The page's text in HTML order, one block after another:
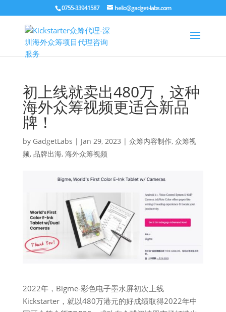
0755-33941587 hello@gadget-labs.com
初上线就卖出480万，这种
海外众筹视频更适合新品
牌！
by GadgetLabs | Jan 29, 2023 | 众筹内容制作, 众筹视
频, 品牌出海, 海外众筹视频
2022年，Bigme-彩色电子墨水屏初次上线
Kickstarter，就以480万港元的好成绩取得2022年中